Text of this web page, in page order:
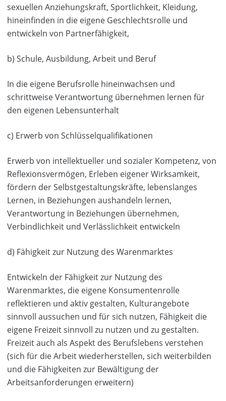
sexuellen Anziehungskraft, Sportlichkeit, Kleidung,
hineinfinden in die eigene Geschlechtsrolle und
entwickeln von Partnerfähigkeit,
b) Schule, Ausbildung, Arbeit und Beruf
In die eigene Berufsrolle hineinwachsen und
schrittweise Verantwortung übernehmen lernen für
den eigenen Lebensunterhalt
c) Erwerb von Schlüsselqualifikationen
Erwerb von intellektueller und sozialer Kompetenz, von
Reflexionsvermögen, Erleben eigener Wirksamkeit,
fördern der Selbstgestaltungskräfte, lebenslanges
Lernen, in Beziehungen aushandeln lernen,
Verantwortung in Beziehungen übernehmen,
Verbindlichkeit und Verlässlichkeit entwickeln
d) Fähigkeit zur Nutzung des Warenmarktes
Entwickeln der Fähigkeit zur Nutzung des
Warenmarktes, die eigene Konsumentenrolle
reflektieren und aktiv gestalten, Kulturangebote
sinnvoll aussuchen und für sich nutzen, Fähigkeit die
eigene Freizeit sinnvoll zu nutzen und zu gestalten.
Freizeit auch als Aspekt des Berufslebens verstehen
(sich für die Arbeit wiederherstellen, sich weiterbilden
und die Fähigkeiten zur Bewältigung der
Arbeitsanforderungen erweitern)